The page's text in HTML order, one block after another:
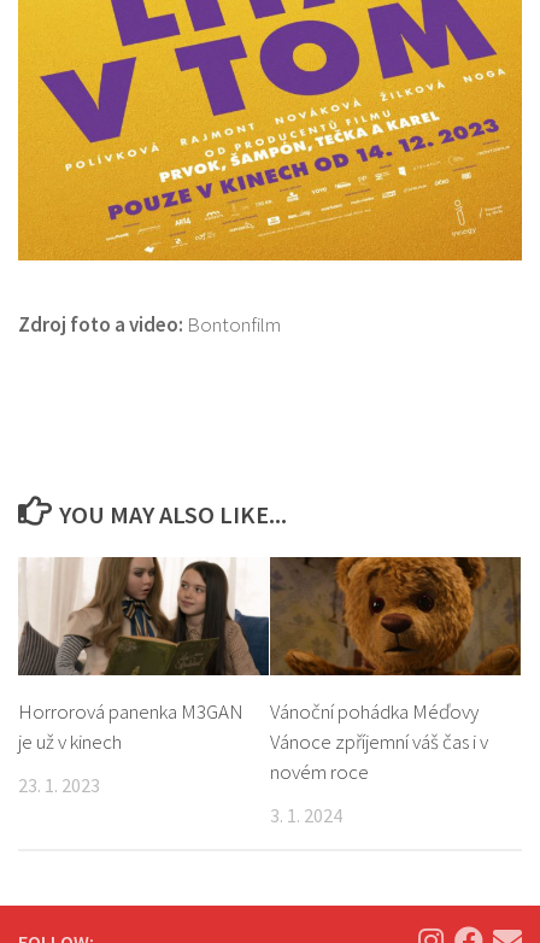
Zdroj foto a video: Bontonfilm
YOU MAY ALSO LIKE...
Horrorová panenka M3GAN
je už v kinech
23. 1. 2023
Vánoční pohádka Méďovy
Vánoce zpříjemní váš čas i v
novém roce
3. 1. 2024